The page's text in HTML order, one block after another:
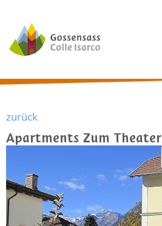
zurück
Apartments Zum Theater